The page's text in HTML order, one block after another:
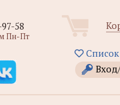
58
Пн-Пт